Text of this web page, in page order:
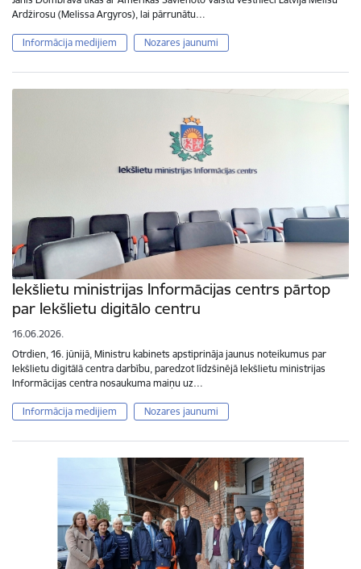
Ardžirosu (Melissa Argyros), lai pārrunātu…
Informācija medijiem Nozares jaunumi
Iekšlietu ministrijas Informācijas centrs pārtop
par Iekšlietu digitālo centru
16.06.2026.
Otrdien, 16. jūnijā, Ministru kabinets apstiprināja jaunus noteikumus par
Iekšlietu digitālā centra darbību, paredzot līdzšinējā Iekšlietu ministrijas
Informācijas centra nosaukuma maiņu uz…
Informācija medijiem Nozares jaunumi